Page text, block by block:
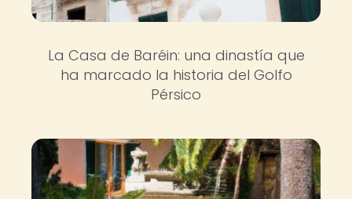
La Casa de Baréin: una dinastía que
ha marcado la historia del Golfo
Pérsico